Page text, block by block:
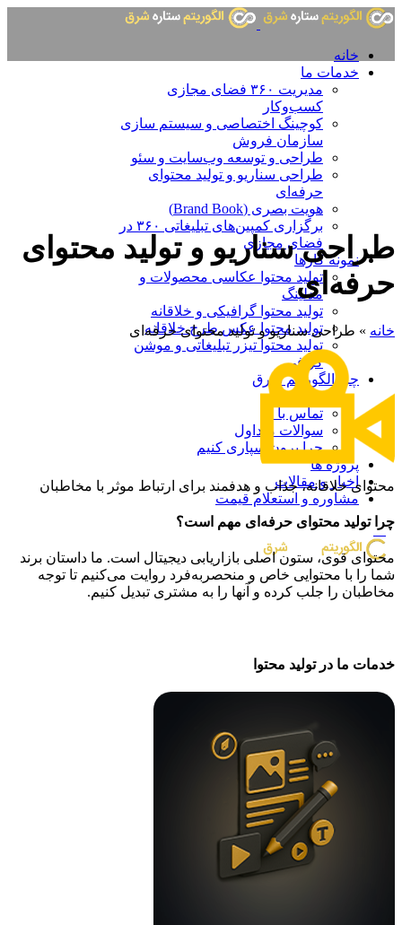
خانه
خدمات ما
مدیریت ۳۶۰ فضای مجازی
کسب‌وکار
کوچینگ اختصاصی و سیستم سازی
سازمان فروش
طراحی و توسعه وب‌سایت و سئو
طراحی سناریو و تولید محتوای
حرفه‌ای
هویت بصری (Brand Book)
برگزاری کمپین‌های تبلیغاتی ۳۶۰ در
فضای مجازی
نمونه کارها
تولید محتوا عکاسی محصولات و
مدلینگ
تولید محتوا گرافیکی و خلاقانه
تولید محتوا عکس طرح خلاقانه
تولید محتوا تیزر تبلیغاتی و موشن
گرافی
چرا الگوریتم شرق
درباره ما
تماس با ما
سوالات متداول
چرا برون سپاری کنیم
پروژه ها
اخبار و مقالات
مشاوره و استعلام قیمت
منو
طراحی سناریو و تولید محتوای
حرفه‌ای
خانه » طراحی سناریو و تولید محتوای حرفه‌ای
محتوای خلاقانه، جذاب و هدفمند برای ارتباط موثر با مخاطبان
چرا تولید محتوای حرفه‌ای مهم است؟
محتوای قوی، ستون اصلی بازاریابی دیجیتال است. ما داستان برند
شما را با محتوایی خاص و منحصربه‌فرد روایت می‌کنیم تا توجه
مخاطبان را جلب کرده و آنها را به مشتری تبدیل کنیم.
خدمات ما در تولید محتوا